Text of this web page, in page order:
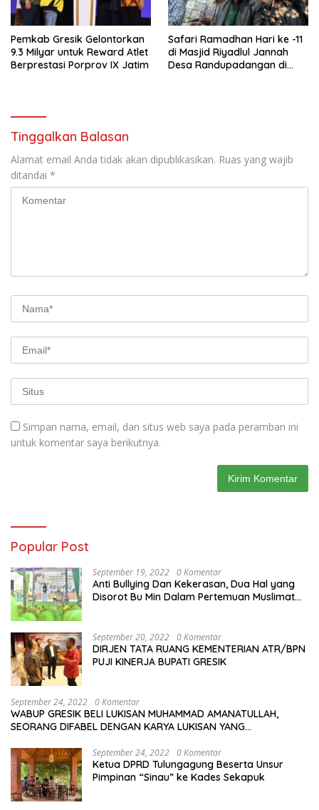
Pemkab Gresik Gelontorkan
9.3 Milyar untuk Reward Atlet
Berprestasi Porprov IX Jatim
Safari Ramadhan Hari ke -11
di Masjid Riyadlul Jannah
Desa Randupadangan di
Tinggalkan Balasan
Alamat email Anda tidak akan dipublikasikan. Ruas yang wajib
ditandai *
Simpan nama, email, dan situs web saya pada peramban ini
untuk komentar saya berikutnya.
Popular Post
September 19, 2022 0 Komentar
Anti Bullying Dan Kekerasan, Dua Hal yang
Disorot Bu Min Dalam Pertemuan Muslimat
September 20, 2022 0 Komentar
DIRJEN TATA RUANG KEMENTERIAN ATR/BPN
PUJI KINERJA BUPATI GRESIK
September 24, 2022 0 Komentar
WABUP GRESIK BELI LUKISAN MUHAMMAD AMANATULLAH,
SEORANG DIFABEL DENGAN KARYA LUKISAN YANG
September 24, 2022 0 Komentar
Ketua DPRD Tulungagung Beserta Unsur
Pimpinan “Sinau” ke Kades Sekapuk